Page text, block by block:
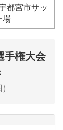
都宮市サッ
場
手権大会
)